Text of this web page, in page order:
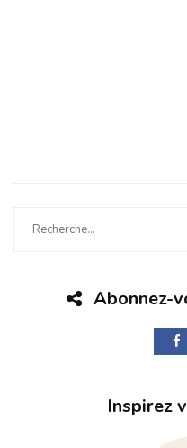
Abonnez-
Inspirez